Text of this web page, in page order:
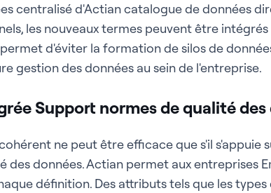
centralisé d'Actian catalogue de données
les nouveaux termes peuvent être
d'éviter la formation de silos de
gestion des données au sein de l'entreprise.
Support normes de qualité des
ne peut être efficace que s'il s'appuie
des données. Actian permet aux entreprises
définition. Des attributs tels que les types